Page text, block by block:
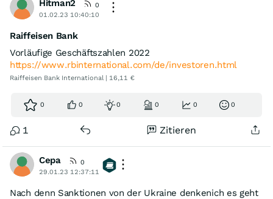
Hitman2
0
01.02.23 10:40:10
Raiffeisen Bank
Vorläufige Geschäftszahlen 2022
https://www.rbinternational.com/de/investoren.html
Raiffeisen Bank International | 16,11 €
0 0 0 0 0 0
1 Zitieren
Cepa
0
29.01.23 12:37:11
Nach denn Sanktionen von der Ukraine denkenich es geht